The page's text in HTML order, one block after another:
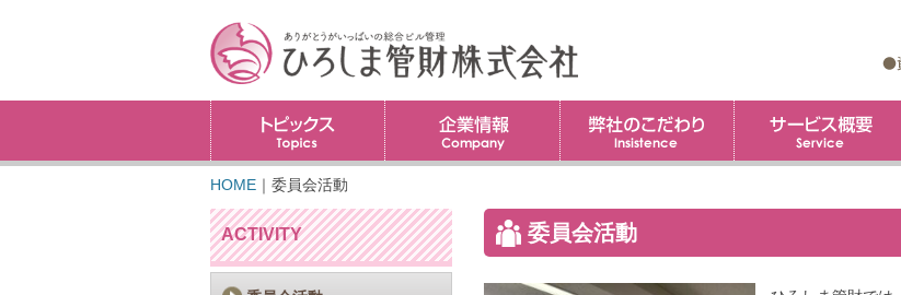
ツ
企業情報
HOME ｜ 委員会活動
委員会活動
ACTIVITY